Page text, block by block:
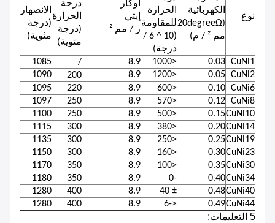
نوع
الكهربائية
(20degreeΩ
مم ² / م)
الحرارة
للمقاومة
(10 ^ 6 /
درجة)
أوكار
إيتي
ز / مم ²
درجة
الحرارة
(درجة
مئوية)
الانصهار
(درجة
مئوية)
CuNi1
0.03
<1000
8.9
/
1085
CuNi2
0.05
<1200
8.9
200
1090
CuNi6
0.10
<600
8.9
220
1095
CuNi8
0.12
<570
8.9
250
1097
CuNi10
0.15
<500
8.9
250
1100
CuNi14
0.20
<380
8.9
300
1115
CuNi19
0.25
<250
8.9
300
1135
CuNi23
0.30
<160
8.9
300
1150
CuNi30
0.35
<100
8.9
350
1170
CuNi34
0.40
-0
8.9
350
1180
CuNi40
0.48
± 40
8.9
400
1280
CuNi44
0.49
<-6
8.9
400
1280
5 التعليمات: